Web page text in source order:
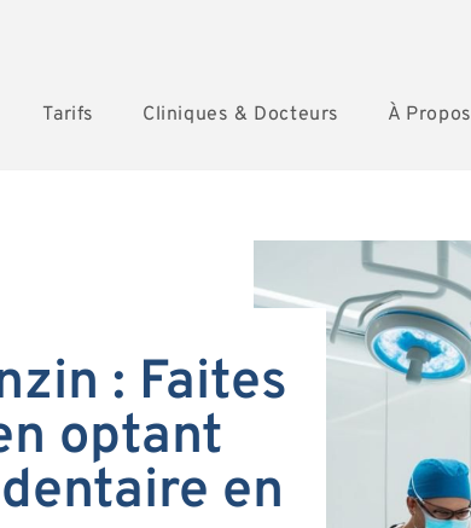
Tarifs Cliniques & Docteurs À Propos
: Faites
optant
en